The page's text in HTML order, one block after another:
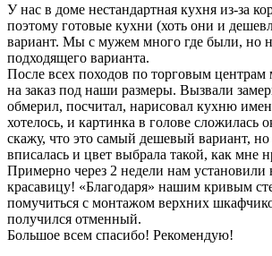
У нас в доме нестандартная кухня из-за
поэтому готовые кухни (хоть они и
вариант. Мы с мужем много где были, но
подходящего варианта.
После всех походов по торговым
на заказ под наши размеры. Вызвали
обмерил, посчитал, нарисовал кухню
хотелось, и картинка в голове сложилась
скажу, что это самый дешевый вариант,
вписалась и цвет выбрала такой, как мне
Примерно через 2 недели нам
красавицу! «Благодаря» нашим кривым
помучиться с монтажом верхних
получился отменный.
Большое всем спасибо! Рекомендую!